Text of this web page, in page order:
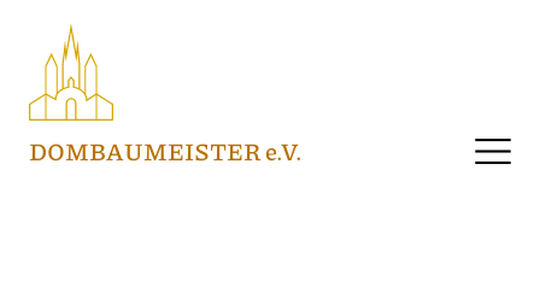
DOMBAUMEISTER e.V.